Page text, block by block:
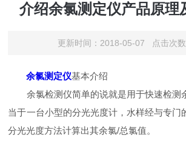
介绍余氯测定仪产品原理
更新时间：2018-05-07 点击次
余氯测定仪基本介绍
余氯检测仪简单的说就是用于快速检测
当于一台小型的分光光度计，水样经与专门
分光光度方法计算出其余氯/总氯值。